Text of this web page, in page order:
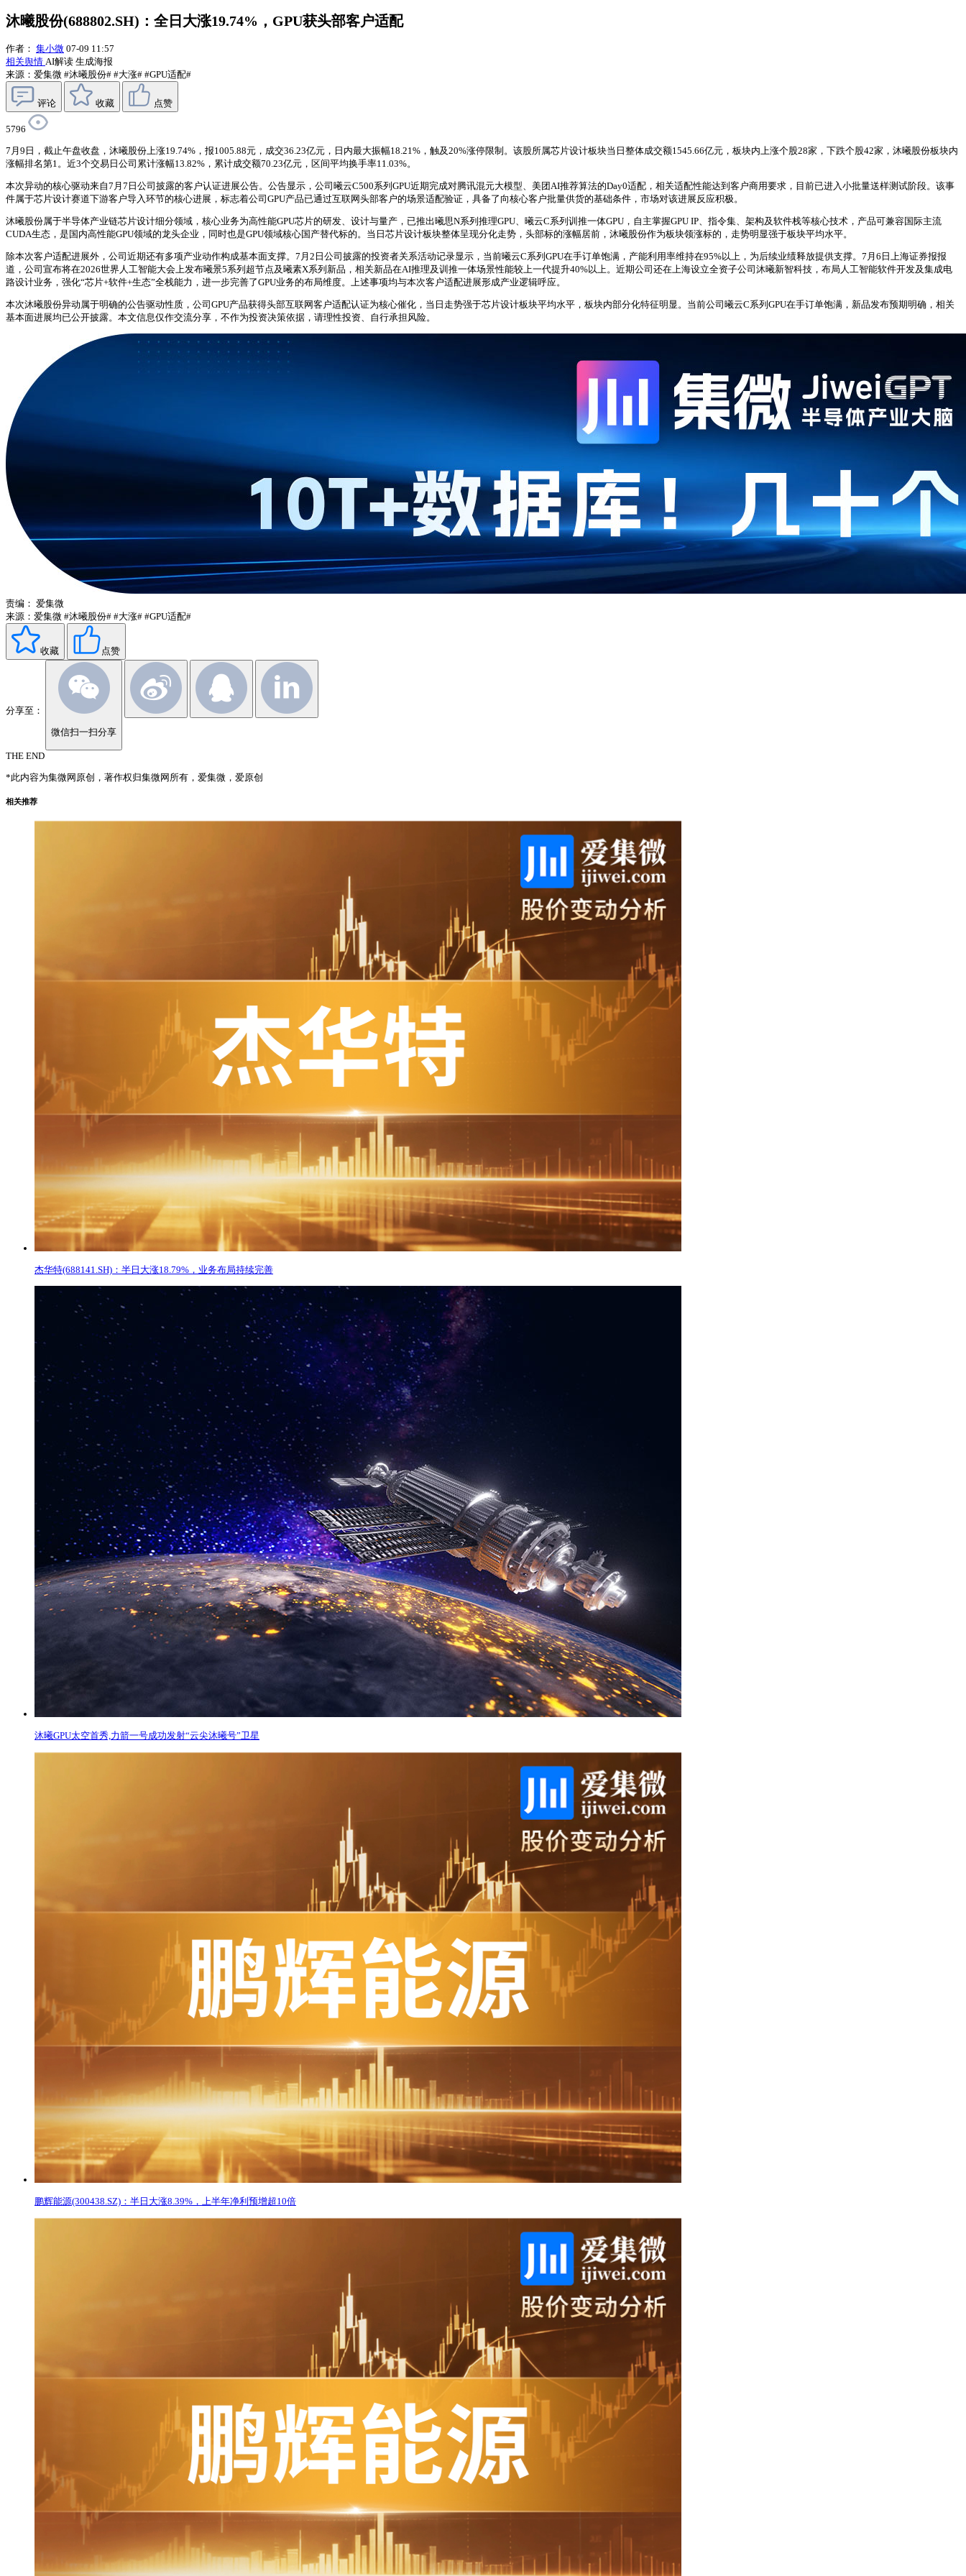
沐曦股份(688802.SH)：全日大涨19.74%，GPU获头部客户适配
作者： 集小微 07-09 11:57
相关舆情 AI解读 生成海报
来源：爱集微 #沐曦股份# #大涨# #GPU适配#
评论 收藏 点赞
5796
7月9日，截止午盘收盘，沐曦股份上涨19.74%，报1005.88元，成交36.23亿元，日内最大振幅18.21%，触及20%涨停限制。该股所属芯片设计板块当日整体成交额1545.66亿元，板块内上涨个股28家，下跌个股42家，沐曦股份板块内
涨幅排名第1。近3个交易日公司累计涨幅13.82%，累计成交额70.23亿元，区间平均换手率11.03%。
本次异动的核心驱动来自7月7日公司披露的客户认证进展公告。公告显示，公司曦云C500系列GPU近期完成对腾讯混元大模型、美团AI推荐算法的Day0适配，相关适配性能达到客户商用要求，目前已进入小批量送样测试阶段。该事
件属于芯片设计赛道下游客户导入环节的核心进展，标志着公司GPU产品已通过互联网头部客户的场景适配验证，具备了向核心客户批量供货的基础条件，市场对该进展反应积极。
沐曦股份属于半导体产业链芯片设计细分领域，核心业务为高性能GPU芯片的研发、设计与量产，已推出曦思N系列推理GPU、曦云C系列训推一体GPU，自主掌握GPU IP、指令集、架构及软件栈等核心技术，产品可兼容国际主流
CUDA生态，是国内高性能GPU领域的龙头企业，同时也是GPU领域核心国产替代标的。当日芯片设计板块整体呈现分化走势，头部标的涨幅居前，沐曦股份作为板块领涨标的，走势明显强于板块平均水平。
除本次客户适配进展外，公司近期还有多项产业动作构成基本面支撑。7月2日公司披露的投资者关系活动记录显示，当前曦云C系列GPU在手订单饱满，产能利用率维持在95%以上，为后续业绩释放提供支撑。7月6日上海证券报报
道，公司宣布将在2026世界人工智能大会上发布曦景5系列超节点及曦素X系列新品，相关新品在AI推理及训推一体场景性能较上一代提升40%以上。近期公司还在上海设立全资子公司沐曦新智科技，布局人工智能软件开发及集成电
路设计业务，强化“芯片+软件+生态”全栈能力，进一步完善了GPU业务的布局维度。上述事项均与本次客户适配进展形成产业逻辑呼应。
本次沐曦股份异动属于明确的公告驱动性质，公司GPU产品获得头部互联网客户适配认证为核心催化，当日走势强于芯片设计板块平均水平，板块内部分化特征明显。当前公司曦云C系列GPU在手订单饱满，新品发布预期明确，相关
基本面进展均已公开披露。本文信息仅作交流分享，不作为投资决策依据，请理性投资、自行承担风险。
责编： 爱集微
来源：爱集微 #沐曦股份# #大涨# #GPU适配#
收藏 点赞
分享至：
微信扫一扫分享
THE END
*此内容为集微网原创，著作权归集微网所有，爱集微，爱原创
相关推荐
杰华特(688141.SH)：半日大涨18.79%，业务布局持续完善
沐曦GPU太空首秀,力箭一号成功发射“云尖沐曦号”卫星
鹏辉能源(300438.SZ)：半日大涨8.39%，上半年净利预增超10倍